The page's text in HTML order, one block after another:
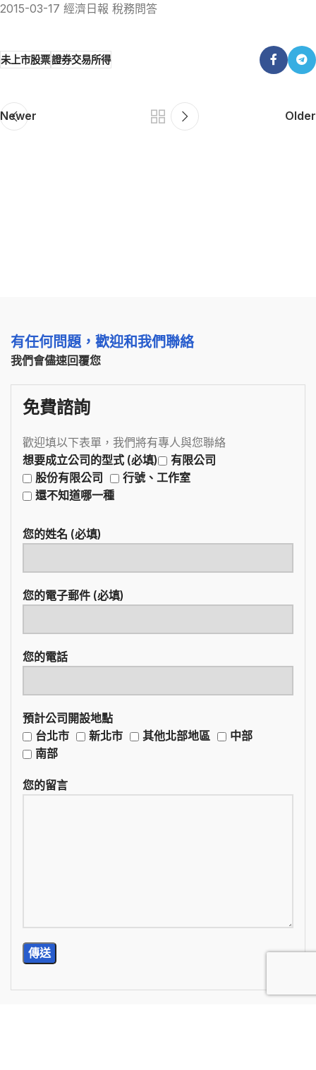
2015-03-17 經濟日報 稅務問答
未上市股票證券交易所得
Newer Older
有任何問題，歡迎和我們聯絡
我們會儘速回覆您
免費諮詢
歡迎填以下表單，我們將有專人與您聯絡
想要成立公司的型式 (必填)
有限公司
股份有限公司
行號、工作室
還不知道哪一種
您的姓名 (必填)
您的電子郵件 (必填)
您的電話
預計公司開設地點
台北市
新北市 其他北部地區
中部
南部
您的留言